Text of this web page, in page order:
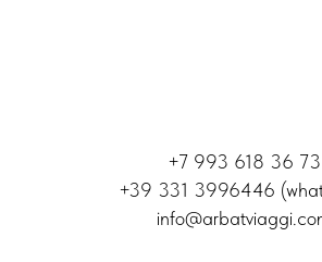
+7 993 618 36 73
+39 331 3996446